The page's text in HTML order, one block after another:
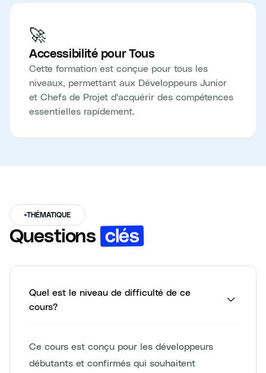
🚀
Accessibilité pour Tous
Cette formation est conçue pour tous les
niveaux, permettant aux Développeurs Junior
et Chefs de Projet d'acquérir des compétences
essentielles rapidement.
THÉMATIQUE
Questions clés
Quel est le niveau de difficulté de ce
cours?
Ce cours est conçu pour les développeurs
débutants et confirmés qui souhaitent